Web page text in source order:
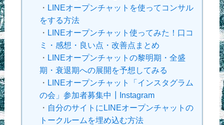
・ LINEオープンチャットを使ってコンサル
をする方法
・ LINEオープンチャット使ってみた！口コ
ミ・感想・良い点・改善点まとめ
・ LINEオープンチャットの黎明期・全盛
期・衰退期への展開を予想してみる
・ LINEオープンチャット「インスタグラム
の会」参加者募集中┃Instagram
・ 自分のサイトにLINEオープンチャットの
トークルームを埋め込む方法